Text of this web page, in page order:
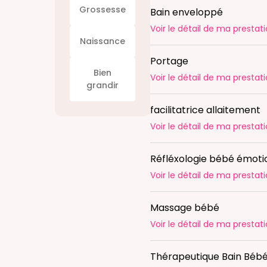
Grossesse
Naissance
Bien
grandir
Bain enveloppé
Voir le détail de ma
Portage
Voir le détail de ma
facilitatrice allaitement
Voir le détail de ma
Réfléxologie bébé
Voir le détail de ma
Massage bébé
Voir le détail de ma
Thérapeutique Bain